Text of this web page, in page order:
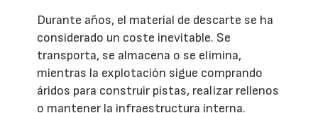
Durante años, el material de descarte se ha
considerado un coste inevitable. Se
transporta, se almacena o se elimina,
mientras la explotación sigue comprando
áridos para construir pistas, realizar rellenos
o mantener la infraestructura interna.